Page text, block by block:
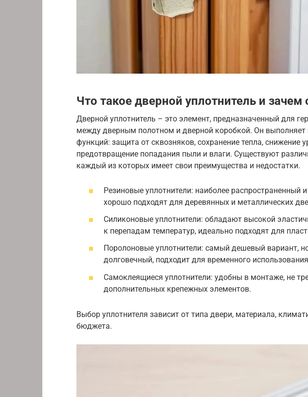
Что такое дверной уплотнитель и зачем
Дверной уплотнитель – это элемент, предназначенный для
между дверным полотном и дверной коробкой. Он
функций: защита от сквозняков, сохранение тепла, снижение
предотвращение попадания пыли и влаги. Существуют
каждый из которых имеет свои преимущества и недостатки.
Резиновые уплотнители: наиболее распространенный
хорошо подходят для деревянных и металлических
Силиконовые уплотнители: обладают высокой
к перепадам температур, идеально подходят для
Поролоновые уплотнители: самый дешевый вариант,
долговечный, подходит для временного
Самоклеящиеся уплотнители: удобны в монтаже, не
дополнительных крепежных элементов.
Выбор уплотнителя зависит от типа двери, материала,
бюджета.